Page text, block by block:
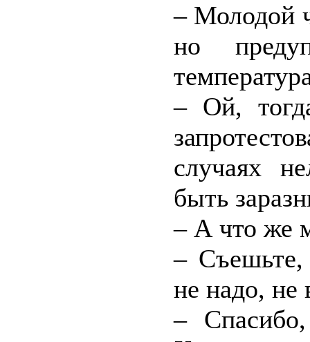
– Молодой
но
– Ой,
случаях
быть
– А что же
– Съешьте,
не надо, не
–